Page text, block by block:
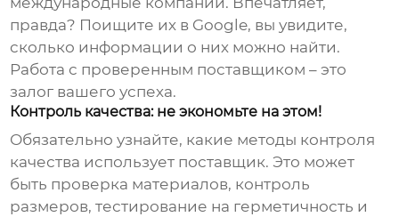
правда? Поищите их в Google, вы увидите,
сколько информации о них можно найти.
Работа с проверенным поставщиком – это
залог вашего успеха.
Контроль качества: не экономьте на этом!
Обязательно узнайте, какие методы контроля
качества использует поставщик. Это может
быть проверка материалов, контроль
размеров, тестирование на герметичность и